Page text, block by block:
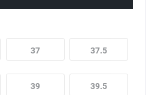
37 37.5
39 39.5